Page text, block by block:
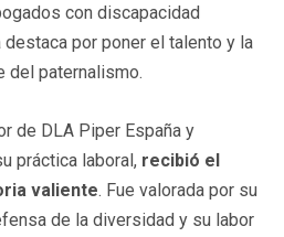
con discapacidad
por poner el talento y la
del paternalismo.
de DLA Piper España y
práctica laboral, recibió el
valiente. Fue valorada por su
de la diversidad y su labor